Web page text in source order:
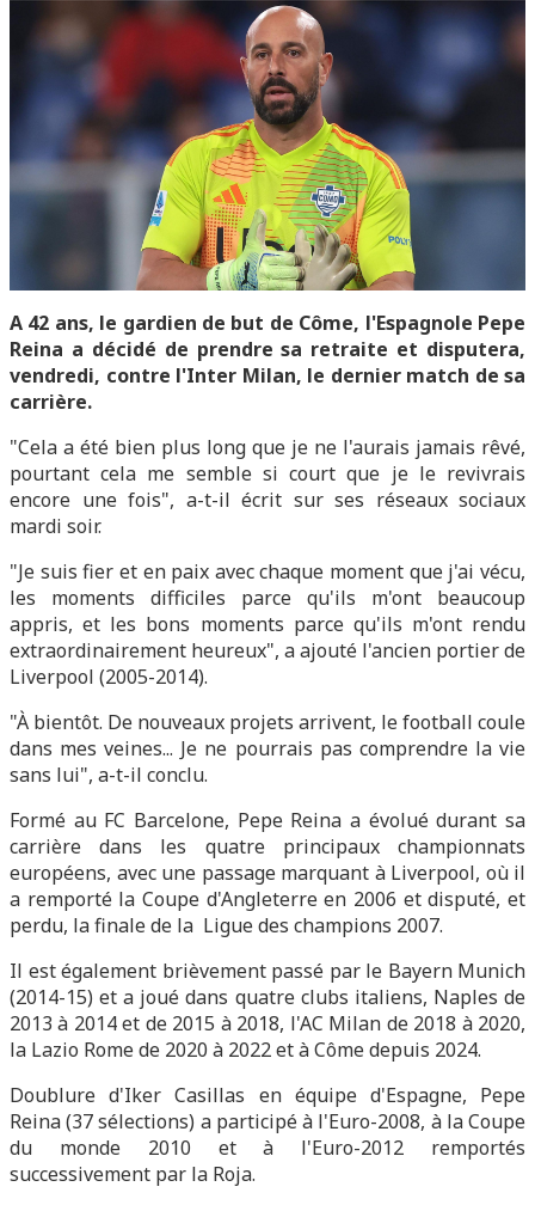
A 42 ans, le gardien de but de Côme, l'Espagnole Pepe
Reina a décidé de prendre sa retraite et disputera,
vendredi, contre l'Inter Milan, le dernier match de sa
carrière.
"Cela a été bien plus long que je ne l'aurais jamais rêvé,
pourtant cela me semble si court que je le revivrais
encore une fois", a-t-il écrit sur ses réseaux sociaux
mardi soir.
"Je suis fier et en paix avec chaque moment que j'ai vécu,
les moments difficiles parce qu'ils m'ont beaucoup
appris, et les bons moments parce qu'ils m'ont rendu
extraordinairement heureux", a ajouté l'ancien portier de
Liverpool (2005-2014).
"À bientôt. De nouveaux projets arrivent, le football coule
dans mes veines... Je ne pourrais pas comprendre la vie
sans lui", a-t-il conclu.
Formé au FC Barcelone, Pepe Reina a évolué durant sa
carrière dans les quatre principaux championnats
européens, avec une passage marquant à Liverpool, où il
a remporté la Coupe d'Angleterre en 2006 et disputé, et
perdu, la finale de la Ligue des champions 2007.
Il est également brièvement passé par le Bayern Munich
(2014-15) et a joué dans quatre clubs italiens, Naples de
2013 à 2014 et de 2015 à 2018, l'AC Milan de 2018 à 2020,
la Lazio Rome de 2020 à 2022 et à Côme depuis 2024.
Doublure d'Iker Casillas en équipe d'Espagne, Pepe
Reina (37 sélections) a participé à l'Euro-2008, à la Coupe
du monde 2010 et à l'Euro-2012 remportés
successivement par la Roja.